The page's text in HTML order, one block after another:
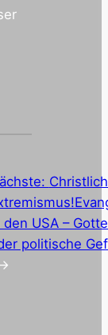
den USA –
politische